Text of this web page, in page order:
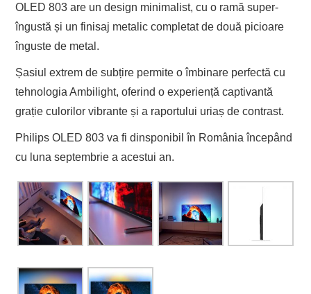
OLED 803 are un design minimalist, cu o ramă super-
îngustă și un finisaj metalic completat de două picioare
înguste de metal.
Șasiul extrem de subțire permite o îmbinare perfectă cu
tehnologia Ambilight, oferind o experiență captivantă
grație culorilor vibrante și a raportului uriaș de contrast.
Philips OLED 803 va fi dinsponibil în România începând
cu luna septembrie a acestui an.